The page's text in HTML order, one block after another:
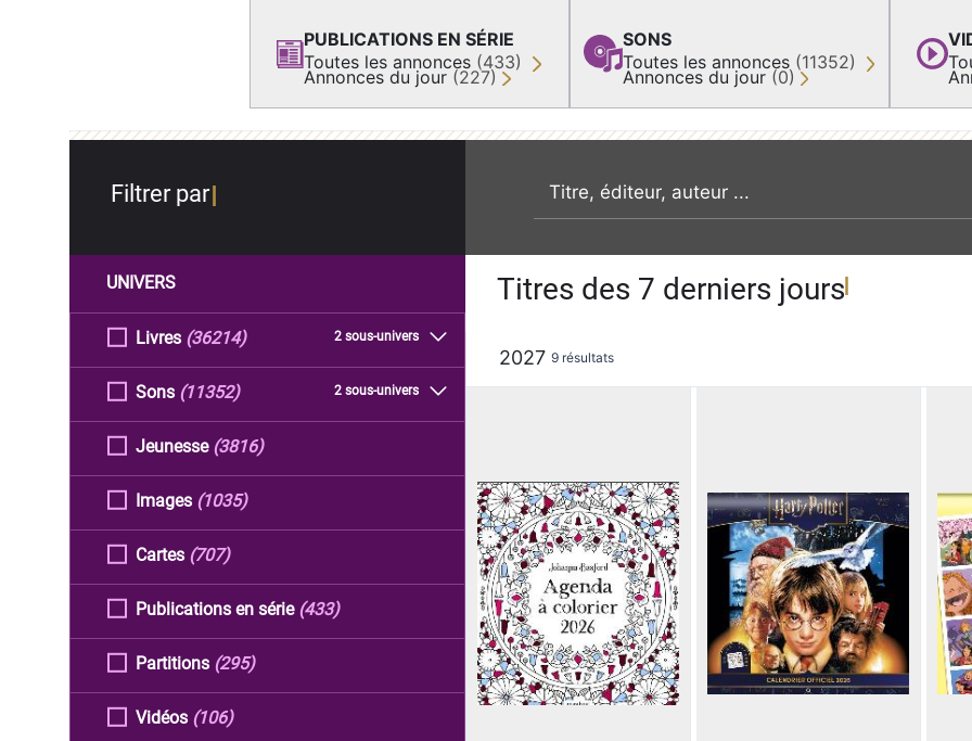
PUBLICATIONS EN SÉRIE
Toutes les annonces (433)
Annonces du jour (227)
SONS
Toutes les annonces (11352)
Annonces du jour (0)
Filtrer par
UNIVERS
Livres 2 sous-univers
(36214)
Sons 2 sous-univers
(11352)
Jeunesse (3816)
Images (1035)
Cartes (707)
Publications en série (433)
Partitions (295)
Vidéos (106)
recherche par mot clé
Titres des 7 derniers jours
2027 9 résultats